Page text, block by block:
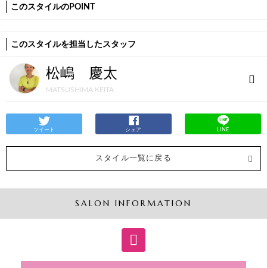
このスタイルのPOINT
このスタイルを担当したスタッフ
松嶋 慶太
MATSUSHIMA KEITA
ツイート シェア LINE
スタイル一覧に戻る
SALON INFORMATION